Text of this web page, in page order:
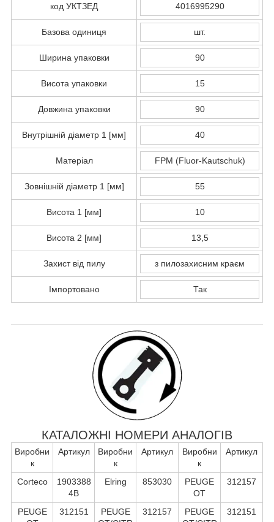
код УКТЗЕД 4016995290
Базова одиниця шт.
Ширина упаковки 90
Висота упаковки 15
Довжина упаковки 90
Внутрішній діаметр 1 [мм] 40
Матеріал FPM (Fluor-Kautschuk)
Зовнішній діаметр 1 [мм] 55
Висота 1 [мм] 10
Висота 2 [мм] 13,5
Захист від пилу з пилозахисним краєм
Імпортовано Так
КАТАЛОЖНІ НОМЕРИ АНАЛОГІВ
Виробни
к
Артикул
Виробни
к
Артикул
Виробни
к
Артикул
Corteco
1903388
4B
Elring 853030
PEUGE
OT
312157
PEUGE
312151
PEUGE
312157
PEUGE
312151